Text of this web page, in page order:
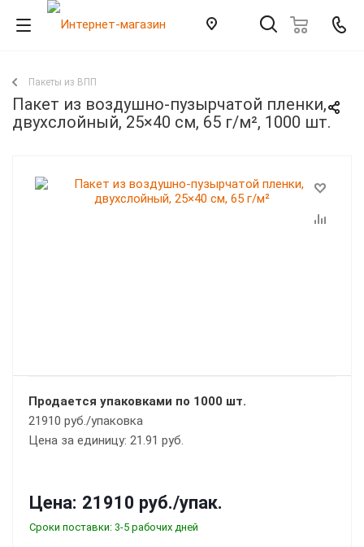
Пакеты из ВПП
Пакет из воздушно-пузырчатой пленки,
двухслойный, 25×40 см, 65 г/м², 1000 шт.
Продается упаковками по 1000 шт.
21910 руб./упаковка
Цена за единицу: 21.91 руб.
Цена: 21910 руб./упак.
Сроки поставки: 3-5 рабочих дней